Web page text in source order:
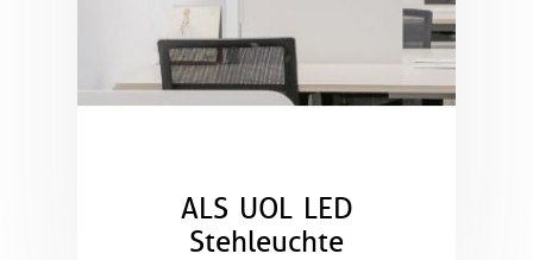
ALS UOL LED
Stehleuchte